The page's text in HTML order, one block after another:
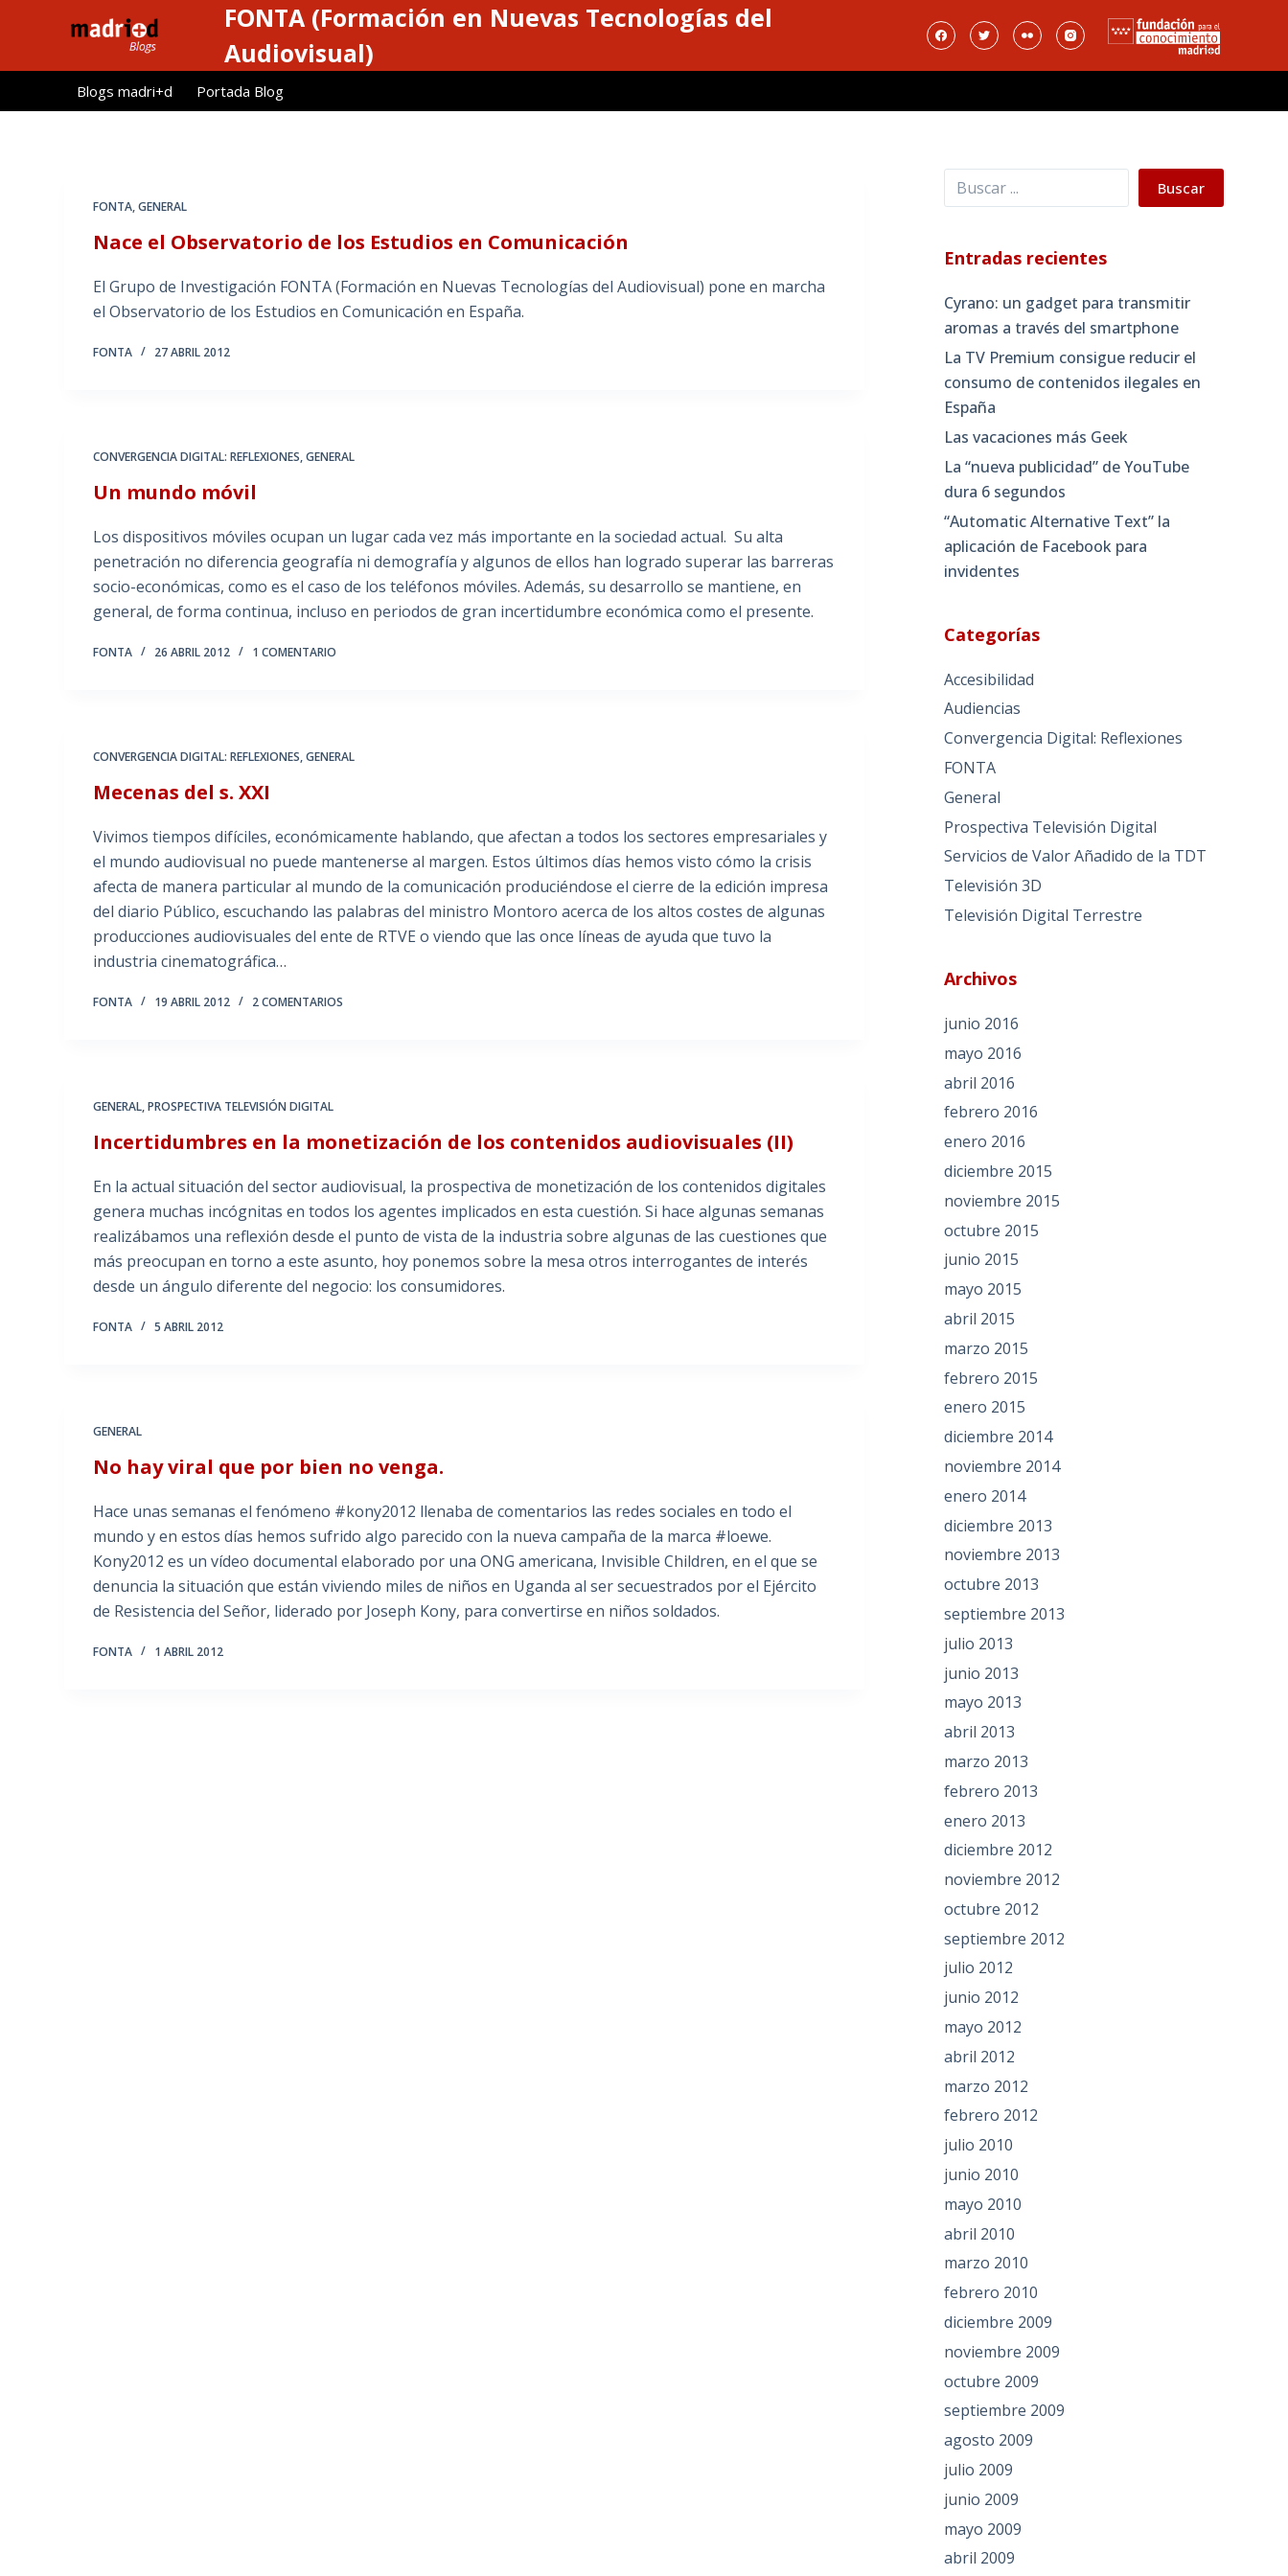
l
FONTA (Formación en Nuevas Tecnologías del
Audiovisual)
Blogs madri+d Portada Blog
FONTA,GENERAL
Nace el Observatorio de los Estudios en Comunicación
El Grupo de Investigación FONTA (Formación en Nuevas Tecnologías del Audiovisual) pone en marcha
el Observatorio de los Estudios en Comunicación en España.
FONTA 27 ABRIL 2012
CONVERGENCIA DIGITAL: REFLEXIONES,GENERAL
Un mundo móvil
Los dispositivos móviles ocupan un lugar cada vez más importante en la sociedad actual. Su alta
penetración no diferencia geografía ni demografía y algunos de ellos han logrado superar las barreras
socio-económicas, como es el caso de los teléfonos móviles. Además, su desarrollo se mantiene, en
general, de forma continua, incluso en periodos de gran incertidumbre económica como el presente.
FONTA 26 ABRIL 2012 1 COMENTARIO
CONVERGENCIA DIGITAL: REFLEXIONES,GENERAL
Mecenas del s. XXI
Vivimos tiempos difíciles, económicamente hablando, que afectan a todos los sectores empresariales y
el mundo audiovisual no puede mantenerse al margen. Estos últimos días hemos visto cómo la crisis
afecta de manera particular al mundo de la comunicación produciéndose el cierre de la edición impresa
del diario Público, escuchando las palabras del ministro Montoro acerca de los altos costes de algunas
producciones audiovisuales del ente de RTVE o viendo que las once líneas de ayuda que tuvo la
industria cinematográfica…
FONTA 19 ABRIL 2012 2 COMENTARIOS
GENERAL,PROSPECTIVA TELEVISIÓN DIGITAL
Incertidumbres en la monetización de los contenidos audiovisuales (II)
En la actual situación del sector audiovisual, la prospectiva de monetización de los contenidos digitales
genera muchas incógnitas en todos los agentes implicados en esta cuestión. Si hace algunas semanas
realizábamos una reflexión desde el punto de vista de la industria sobre algunas de las cuestiones que
más preocupan en torno a este asunto, hoy ponemos sobre la mesa otros interrogantes de interés
desde un ángulo diferente del negocio: los consumidores.
FONTA 5 ABRIL 2012
GENERAL
No hay viral que por bien no venga.
Hace unas semanas el fenómeno #kony2012 llenaba de comentarios las redes sociales en todo el
mundo y en estos días hemos sufrido algo parecido con la nueva campaña de la marca #loewe.
Kony2012 es un vídeo documental elaborado por una ONG americana, Invisible Children, en el que se
denuncia la situación que están viviendo miles de niños en Uganda al ser secuestrados por el Ejército
de Resistencia del Señor, liderado por Joseph Kony, para convertirse en niños soldados.
FONTA 1 ABRIL 2012
Buscar Buscar
Entradas recientes
Cyrano: un gadget para transmitir
aromas a través del smartphone
La TV Premium consigue reducir el
consumo de contenidos ilegales en
España
Las vacaciones más Geek
La “nueva publicidad” de YouTube
dura 6 segundos
“Automatic Alternative Text” la
aplicación de Facebook para
invidentes
Categorías
Accesibilidad
Audiencias
Convergencia Digital: Reflexiones
FONTA
General
Prospectiva Televisión Digital
Servicios de Valor Añadido de la TDT
Televisión 3D
Televisión Digital Terrestre
Archivos
junio 2016
mayo 2016
abril 2016
febrero 2016
enero 2016
diciembre 2015
noviembre 2015
octubre 2015
junio 2015
mayo 2015
abril 2015
marzo 2015
febrero 2015
enero 2015
diciembre 2014
noviembre 2014
enero 2014
diciembre 2013
noviembre 2013
octubre 2013
septiembre 2013
julio 2013
junio 2013
mayo 2013
abril 2013
marzo 2013
febrero 2013
enero 2013
diciembre 2012
noviembre 2012
octubre 2012
septiembre 2012
julio 2012
junio 2012
mayo 2012
abril 2012
marzo 2012
febrero 2012
julio 2010
junio 2010
mayo 2010
abril 2010
marzo 2010
febrero 2010
diciembre 2009
noviembre 2009
octubre 2009
septiembre 2009
agosto 2009
julio 2009
junio 2009
mayo 2009
abril 2009